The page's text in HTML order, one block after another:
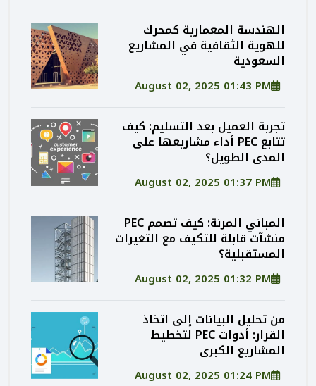
الهندسة المعمارية كمحرك
للهوية الثقافية في المشاريع
السعودية
August 02, 2025 01:43 PM
تجربة العميل بعد التسليم: كيف
تتابع PEC أداء مشاريعها على
المدى الطويل؟
August 02, 2025 01:37 PM
المباني المرنة: كيف تصمم PEC
منشآت قابلة للتكيف مع التغيرات
المستقبلية؟
August 02, 2025 01:32 PM
من تحليل البيانات إلى اتخاذ
القرار: أدوات PEC لتخطيط
المشاريع الكبرى
August 02, 2025 01:24 PM